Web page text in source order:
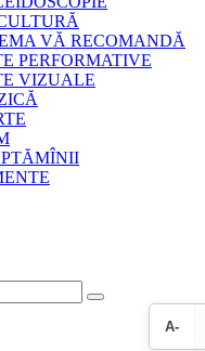
VĂ RECOMANDĂ
PERFORMATIVE
VIZUALE
A-